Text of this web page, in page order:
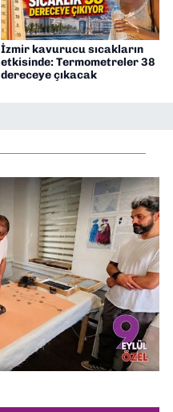
İzmir kavurucu sıcakların
etkisinde: Termometreler 38
dereceye çıkacak